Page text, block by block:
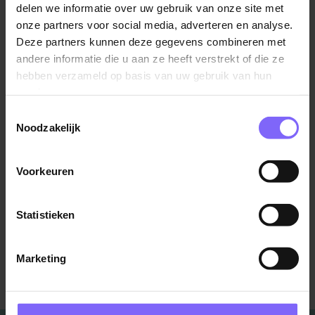
delen we informatie over uw gebruik van onze site met
onze partners voor social media, adverteren en analyse.
Deze partners kunnen deze gegevens combineren met
andere informatie die u aan ze heeft verstrekt of die ze
hebben verzameld op basis van uw gebruik van hun
Noodzakelijk
Voorkeuren
Statistieken
Marketing
deeltijd werknemers om meer te gaan werken.
Heb jij ook moeite met het invullen van jouw
vacatures?Plaatsdeze dan opBanenrijklimburg en
bereik 60.000+ werkzoekenden in Limburg! Via onze
Job Marketingcampagnes kun je jouw vacature ook
onder de aandacht brengen bij de mensen die al een
baan hebben, maar open staan voor een nieuwe